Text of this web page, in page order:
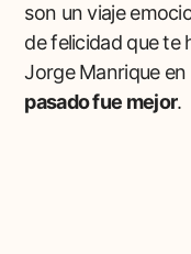
son un viaje
de felicidad que te
Jorge Manrique
pasado fue mejor.